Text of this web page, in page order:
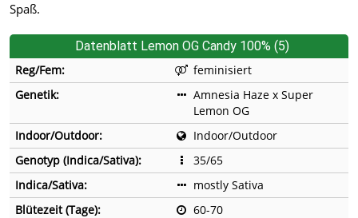
Spaß.
Datenblatt Lemon OG Candy 100% (5)
Reg/Fem:
feminisiert
Genetik:
Amnesia Haze x Super
Lemon OG
Indoor/Outdoor:
Indoor/Outdoor
Genotyp (Indica/Sativa):
35/65
Indica/Sativa:
mostly Sativa
Blütezeit (Tage):
60-70